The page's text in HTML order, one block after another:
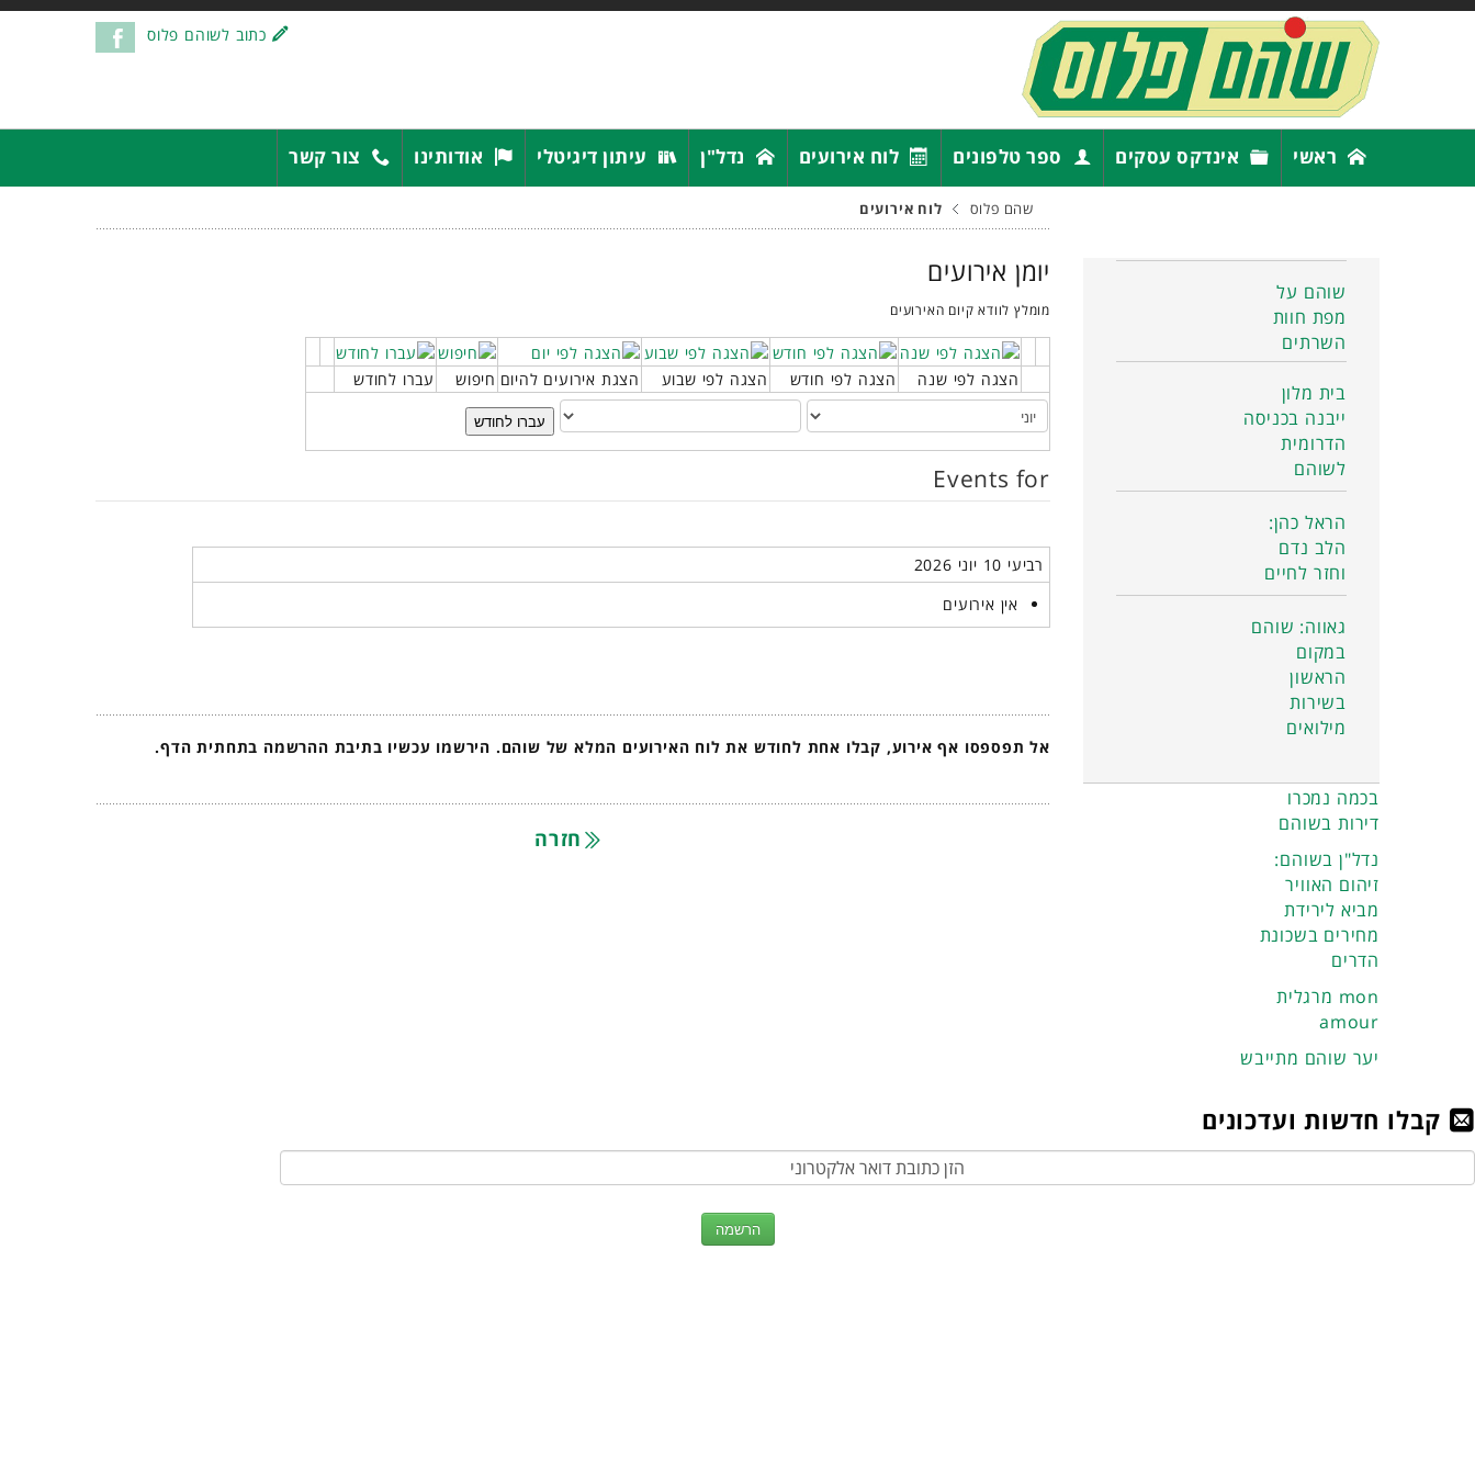
כתוב לשוהם פלוס
ראשי אינדקס עסקים ספר טלפונים לוח אירועים נדל"ן עיתון דיגיטלי אודותינו צור קשר
שהם פלוס לוח אירועים
יומן אירועים
מומלץ לוודא קיום האירועים
הצגה לפי שנה הצגה לפי חודש הצגה לפי שבוע הצגת אירועים להיום חיפוש
עברו לחודש
עברו לחודש
Events for
רביעי 10 יוני 2026
אין אירועים
אל תפספסו אף אירוע, קבלו אחת לחודש את לוח האירועים המלא של שוהם. הירשמו עכשיו בתיבת ההרשמה בתחתית הדף.
חזרה
שוהם על
מפת חוות
השרתים
בית מלון
ייבנה בכניסה
הדרומית
לשוהם
הראל כהן:
הלב נדם
וחזר לחיים
גאווה: שוהם
במקום
הראשון
בשירות
מילואים
בכמה נמכרו
דירות בשוהם
נדל"ן בשוהם:
זיהום האוויר
מביא לירידת
מחירים בשכונת
הדרים
מרגלית mon
amour
יער שוהם מתייבש
קבלו חדשות ועדכונים